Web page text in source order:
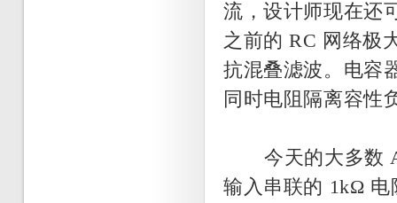
流，设计师现在还
之前的 RC 网络极
抗混叠滤波。电容
同时电阻隔离容性
今天的大多数
输入串联的 1kΩ 电